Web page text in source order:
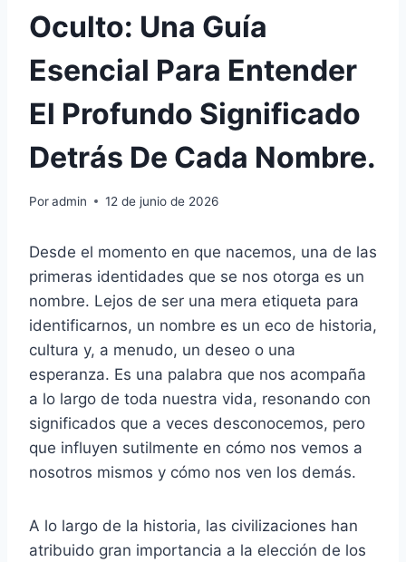
Oculto: Una Guía
Esencial Para Entender
El Profundo Significado
Detrás De Cada Nombre.
Poradmin 12 de junio de 2026
Desde el momento en que nacemos, una de las
primeras identidades que se nos otorga es un
nombre. Lejos de ser una mera etiqueta para
identificarnos, un nombre es un eco de historia,
cultura y, a menudo, un deseo o una
esperanza. Es una palabra que nos acompaña
a lo largo de toda nuestra vida, resonando con
significados que a veces desconocemos, pero
que influyen sutilmente en cómo nos vemos a
nosotros mismos y cómo nos ven los demás.
A lo largo de la historia, las civilizaciones han
atribuido gran importancia a la elección de los